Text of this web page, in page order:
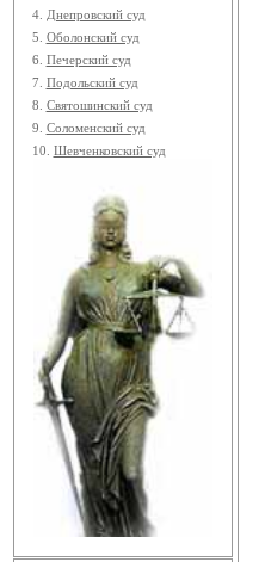
4. Днепровский суд
5. Оболонский суд
6. Печерский суд
7. Подольский суд
8. Святошинский суд
9. Соломенский суд
10. Шевченковский суд